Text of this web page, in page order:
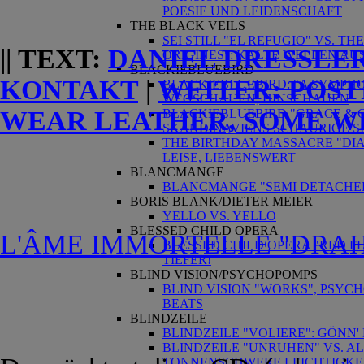
POESIE UND LEIDENSCHAFT
THE BLACK VEILS
SEI STILL "EL REFUGIO" VS.
ORIGINES": KALTE WELLEN
BLACKIEBLUEBIRD
BLACKIEBLUEBIRD: "A
WEGSCHAUEN, HINSCHAUEN
BLACKIEBLUEBIRD "GRACE &
SKANDINAVIENS SCHAURIGE
THE BIRTHDAY MASSACRE
LEISE, LIEBENSWERT
BLANCMANGE
BLANCMANGE "SEMI
BORIS BLANK/DIETER MEIER
YELLO VS. YELLO
BLESSED CHILD OPERA
BLESSED CHILD OPERA "RED
TIEFER!
BLIND VISION/PSYCHOPOMPS
BLIND VISION "WORKS",
BEATS
BLINDZEILE
BLINDZEILE "VOLIERE": GÖNN'
BLINDZEILE "UNRUHEN" VS.
|| TEXT: DANIEL
KONTAKT |WEITER:
WEAR LEATHER, SOME
L'ÂME IMMORTELLE